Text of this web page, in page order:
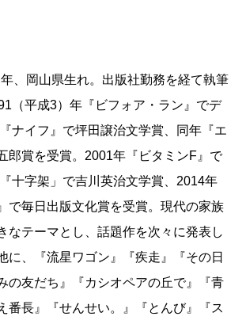
っと生きたかった彼の残した言葉
う、願いであると思うのです。
、岡山県生れ。出版社勤務を経て執筆
（平成3）年『ビフォア・ラン』でデ
ナイフ』で坪田譲治文学賞、同年『エ
郎賞を受賞。2001年『ビタミンF』で
十字架」で吉川英治文学賞、2014年
で毎日出版文化賞を受賞。現代の家族
なテーマとし、話題作を次々に発表し
に、『流星ワゴン』『疾走』『その日
の友だち』『カシオペアの丘で』『青
番長』『せんせい。』『とんび』『ス